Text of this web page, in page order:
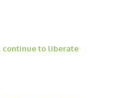
continue to liberate